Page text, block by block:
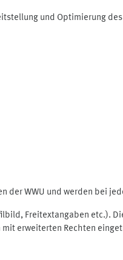
und Optimierung
der WWU und werden bei
Freitextangaben etc.).
erweiterten Rechten